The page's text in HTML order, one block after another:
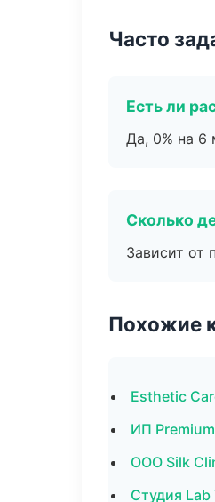
Часто
Есть ли
Да, 0% на 6
Сколько
Зависит от
Похожие
Esthetic
ИП
ООО Silk
Студия